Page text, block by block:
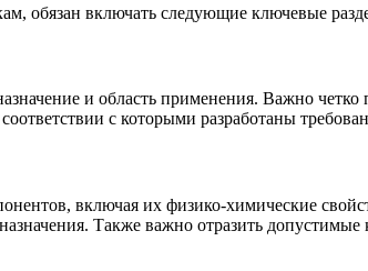
обязан включать следующие ключевые
и область применения. Важно
с которыми разработаны
включая их физико-химические
Также важно отразить